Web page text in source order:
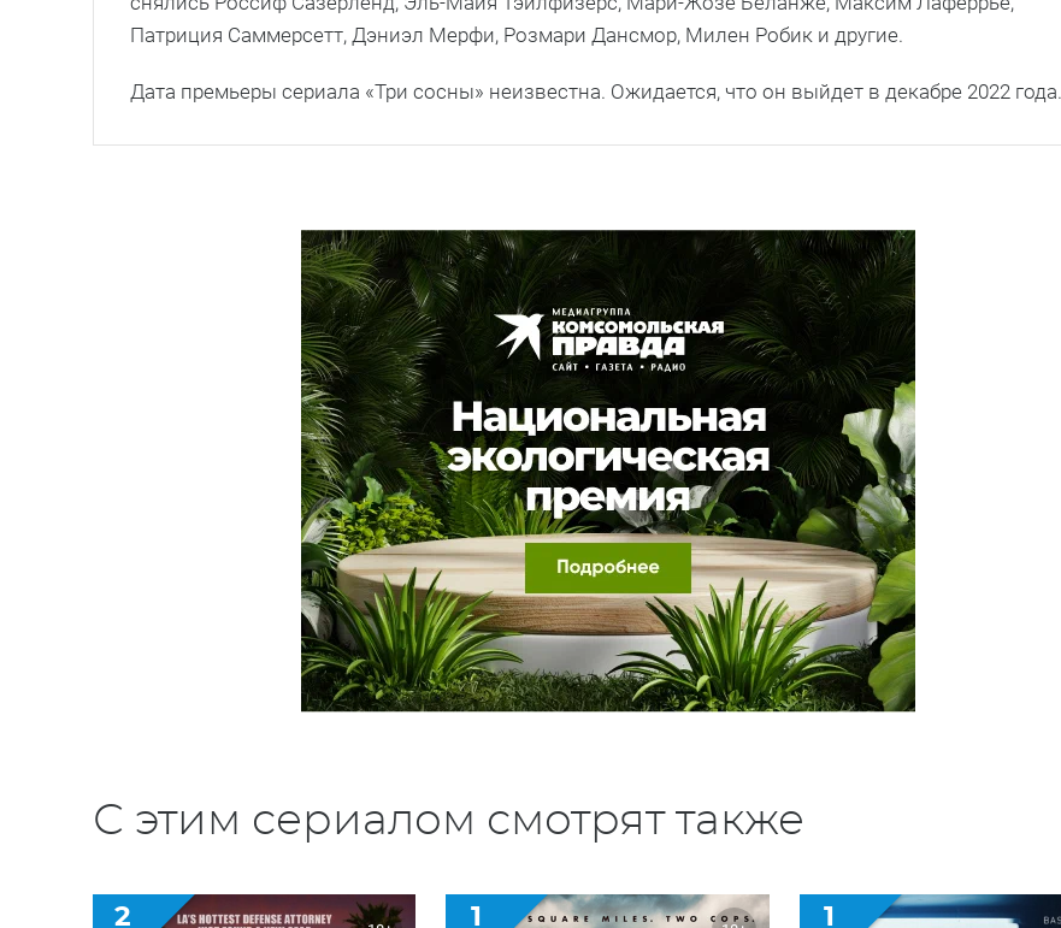
Патриция Саммерсетт, Дэниэл Мерфи, Розмари Дансмор, Милен Робик и другие.
Дата премьеры сериала «Три сосны» неизвестна. Ожидается, что он выйдет в декабре 2022 года.
С этим сериалом смотрят также
2 1 1